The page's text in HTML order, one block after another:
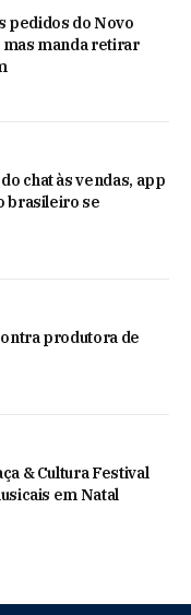
pedidos do Novo
manda retirar
chat às vendas, app
brasileiro se
produtora de
& Cultura Festival
em Natal